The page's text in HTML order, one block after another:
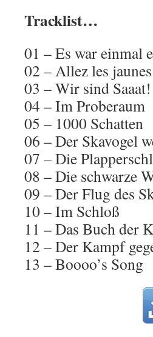
Tracklist…
01 – Es war einmal
02 – Allez les
03 – Wir sind Saaat!
04 – Im Proberaum
05 – 1000 Schatten
06 – Der Skavogel
07 – Die
08 – Die schwarze
09 – Der Flug des
10 – Im Schloß
11 – Das Buch der
12 – Der Kampf
13 – Boooo’s Song